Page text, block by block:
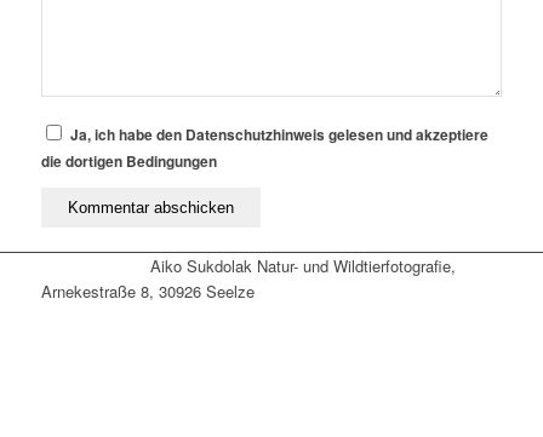
Ja, ich habe den Datenschutzhinweis gelesen und akzeptiere
die dortigen Bedingungen
Aiko Sukdolak Natur- und Wildtierfotografie,
Arnekestraße 8, 30926 Seelze